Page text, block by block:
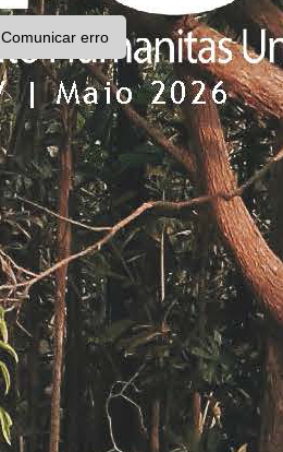
Comunicar erro